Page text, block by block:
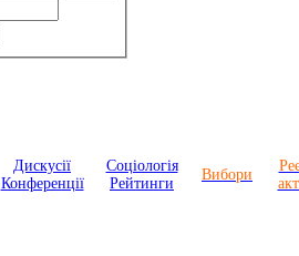
Дискусії
Конференції
Соціологія
Рейтинги
Вибори